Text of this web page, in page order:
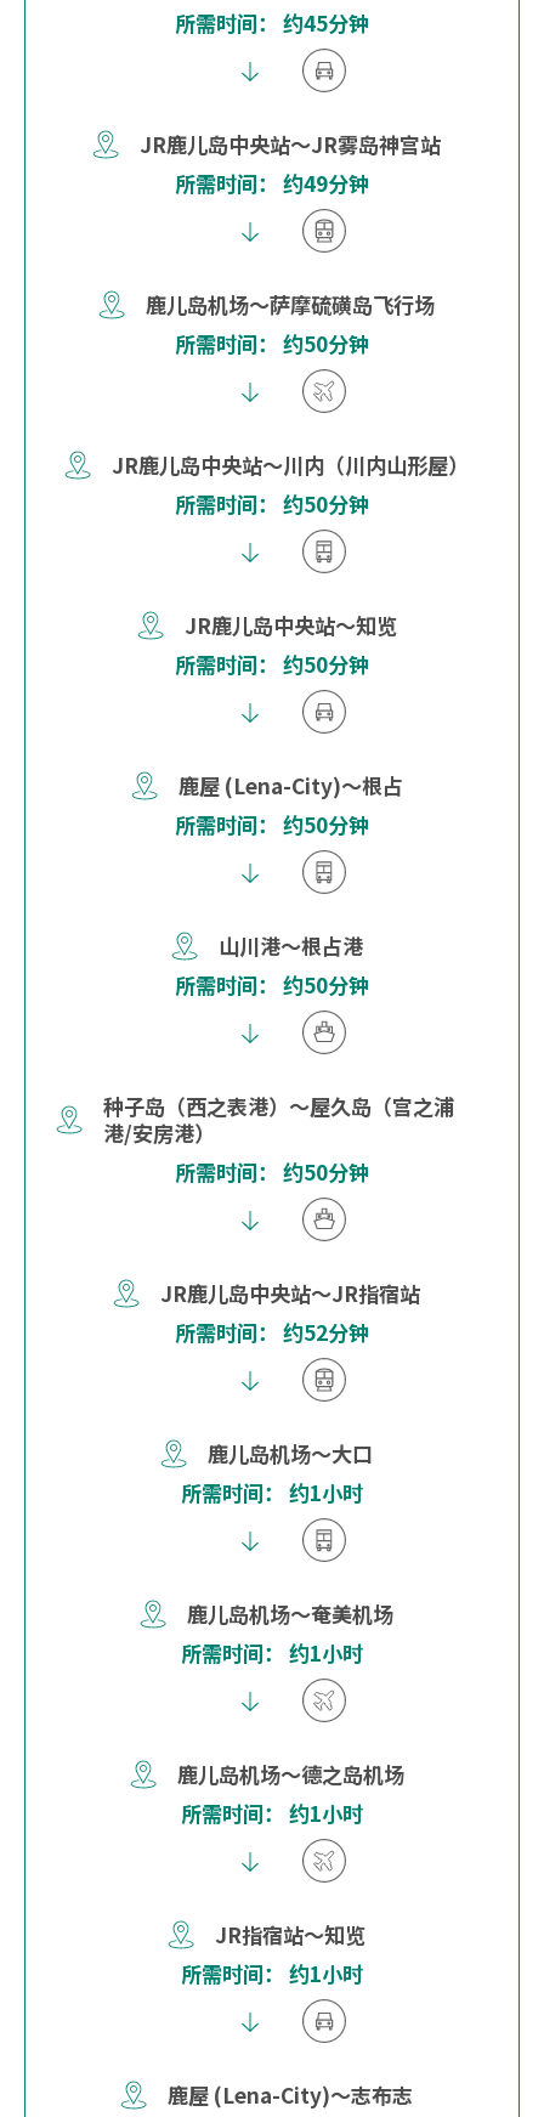
所需时间： 约45分钟
JR鹿儿岛中央站～JR雾岛神宫站
所需时间： 约49分钟
鹿儿岛机场～萨摩硫磺岛飞行场
所需时间： 约50分钟
JR鹿儿岛中央站～川内（川内山形屋）
所需时间： 约50分钟
JR鹿儿岛中央站～知览
所需时间： 约50分钟
鹿屋 (Lena-City)～根占
所需时间： 约50分钟
山川港～根占港
所需时间： 约50分钟
种子岛（西之表港）～屋久岛（宫之浦
港/安房港）
所需时间： 约50分钟
JR鹿儿岛中央站～JR指宿站
所需时间： 约52分钟
鹿儿岛机场～大口
所需时间： 约1小时
鹿儿岛机场～奄美机场
所需时间： 约1小时
鹿儿岛机场～德之岛机场
所需时间： 约1小时
JR指宿站～知览
所需时间： 约1小时
鹿屋 (Lena-City)～志布志